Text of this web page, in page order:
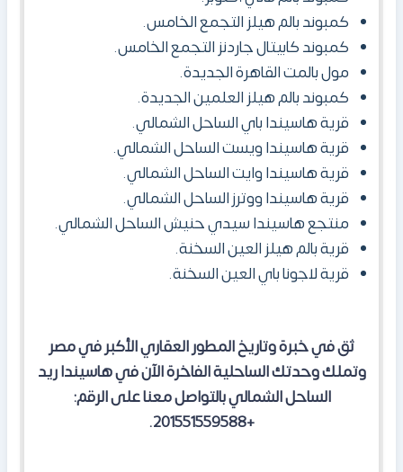
كمبوند بالم هيلز التجمع الخامس.
كمبوند كابيتال جاردنز التجمع الخامس.
مول بالمت القاهرة الجديدة.
كمبوند بالم هيلز العلمين الجديدة.
قرية هاسيندا باي الساحل الشمالي.
قرية هاسيندا ويست الساحل الشمالي.
قرية هاسيندا وايت الساحل الشمالي.
قرية هاسيندا ووترز الساحل الشمالي.
منتجع هاسيندا سيدي حنيش الساحل الشمالي.
قرية بالم هيلز العين السخنة.
قرية لاجونا باي العين السخنة.
ثق في خبرة وتاريخ المطور العقاري الأكبر في مصر
وتملك وحدتك الساحلية الفاخرة الآن في هاسيندا ريد
الساحل الشمالي بالتواصل معنا على الرقم:
+201551559588.